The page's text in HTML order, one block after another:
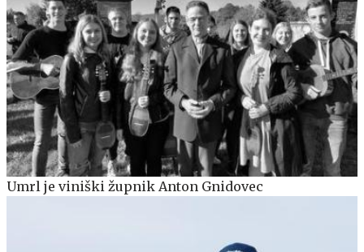
Umrl je viniški župnik Anton Gnidovec